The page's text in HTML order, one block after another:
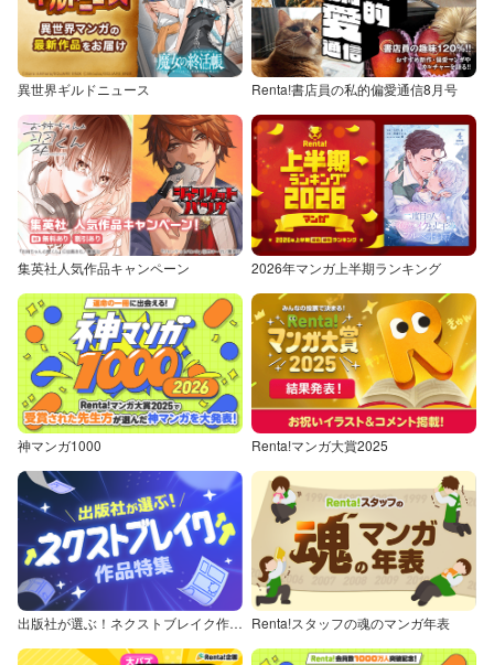
異世界ギルドニュース Renta!書店員の私的偏愛通信8月号
集英社人気作品キャンペーン 2026年マンガ上半期ランキング
神マンガ1000 Renta!マンガ大賞2025
出版社が選ぶ！ネクストブレイク作品特集 Renta!スタッフの魂のマンガ年表